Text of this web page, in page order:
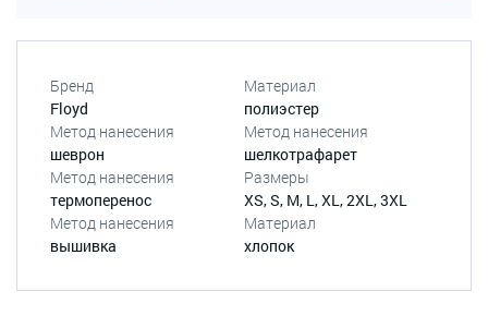
Бренд
Floyd
Материал
полиэстер
Метод нанесения
шеврон
Метод нанесения
шелкотрафарет
Метод нанесения
термоперенос
Размеры
XS, S, M, L, XL, 2XL, 3XL
Метод нанесения
вышивка
Материал
хлопок